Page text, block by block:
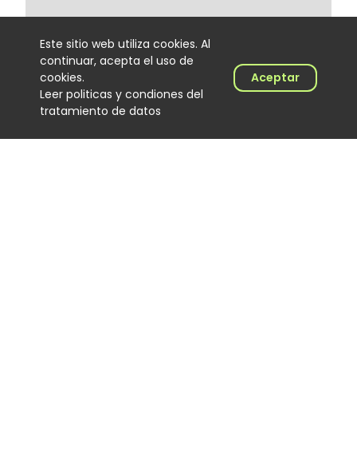
Lenin Ramírez completa tres
semanas en el No. 1 del Top
Lo Fue”
Este sitio web utiliza cookies. Al
continuar, acepta el uso de
cookies.
Leer politicas y condiones del
tratamiento de datos
Aceptar